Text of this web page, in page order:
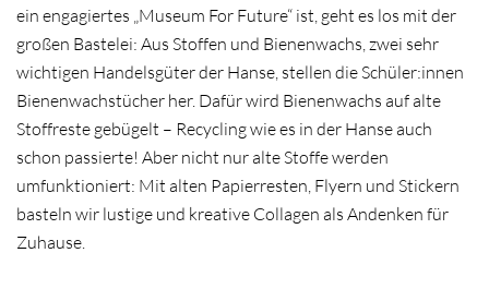
ein engagiertes „Museum For Future“ ist, geht es los mit der
großen Bastelei: Aus Stoffen und Bienenwachs, zwei sehr
wichtigen Handelsgüter der Hanse, stellen die Schüler:innen
Bienenwachstücher her. Dafür wird Bienenwachs auf alte
Stoffreste gebügelt – Recycling wie es in der Hanse auch
schon passierte! Aber nicht nur alte Stoffe werden
umfunktioniert: Mit alten Papierresten, Flyern und Stickern
basteln wir lustige und kreative Collagen als Andenken für
Zuhause.